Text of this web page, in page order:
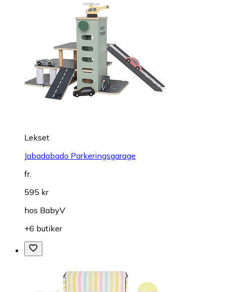
Lekset
Jabadabado Parkeringsgarage
fr.
595 kr
hos BabyV
+6 butiker